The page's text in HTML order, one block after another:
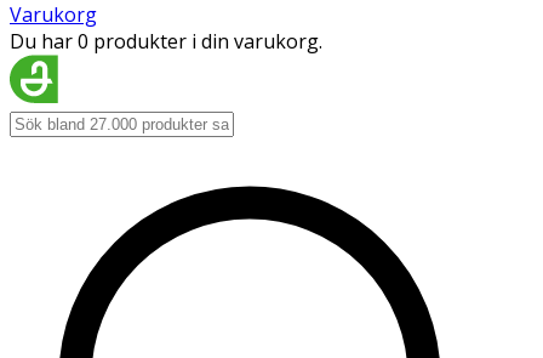
Varukorg
Du har 0 produkter i din varukorg.